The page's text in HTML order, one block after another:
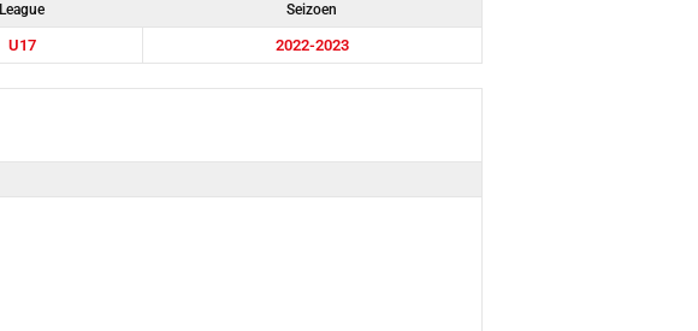
League Seizoen
U17 2022-2023